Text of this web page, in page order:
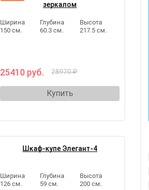
зеркалом
Ширина
150 см.
Глубина
60.3 см.
Высота
217.5 см.
25410 руб. 28970 ₽
Купить
Шкаф-купе Элегант-4
Ширина
126 см.
Глубина
59 см.
Высота
200 см.